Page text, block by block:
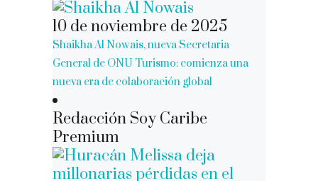
10 de noviembre de 2025
Shaikha Al Nowais, nueva Secretaria
General de ONU Turismo: comienza una
nueva era de colaboración global
Redacción Soy Caribe
Premium